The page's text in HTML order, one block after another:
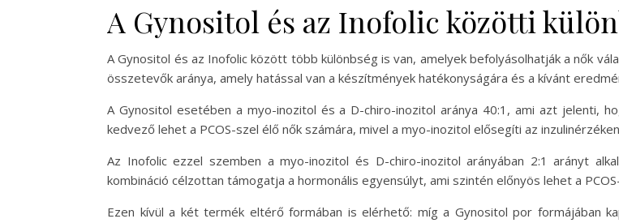
A Gynositol és az Inofolic közötti
A Gynositol és az Inofolic között több különbség is van, amelyek befolyásolhatják a nők
összetevők aránya, amely hatással van a készítmények hatékonyságára és a kívánt
A Gynositol esetében a myo-inozitol és a D-chiro-inozitol aránya 40:1, ami azt jelenti,
kedvező lehet a PCOS-szel élő nők számára, mivel a myo-inozitol elősegíti az
Az Inofolic ezzel szemben a myo-inozitol és D-chiro-inozitol arányában 2:1 arányt
kombináció célzottan támogatja a hormonális egyensúlyt, ami szintén előnyös lehet a
Ezen kívül a két termék eltérő formában is elérhető: míg a Gynositol por formájában